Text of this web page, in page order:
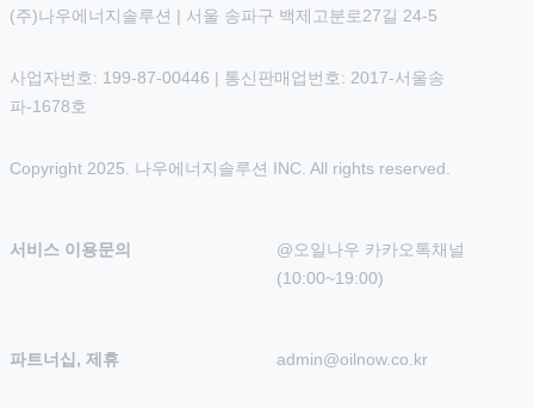
(주)나우에너지솔루션 | 서울 송파구 백제고분로27길 24-5
사업자번호: 199-87-00446 | 통신판매업번호: 2017-서울송
파-1678호
Copyright 2025. 나우에너지솔루션 INC. All rights reserved.
서비스 이용문의
@오일나우 카카오톡채널
(10:00~19:00)
파트너십, 제휴 admin@oilnow.co.kr